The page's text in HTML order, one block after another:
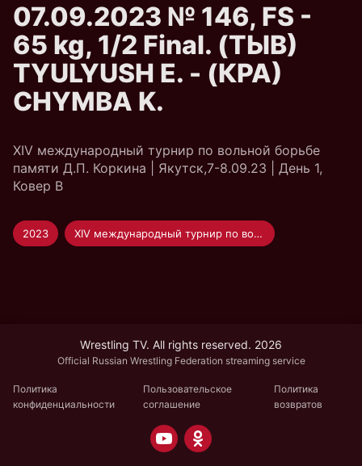
07.09.2023 № 146, FS -
65 kg, 1/2 Final. (ТЫВ)
TYULYUSH E. - (КРА)
CHYMBA K.
XIV международный турнир по вольной борьбе
памяти Д.П. Коркина | Якутск,7-8.09.23 | День 1,
Ковер B
2023 XIV международный турнир по вольной борьбе памяти Д.П. Коркина
Wrestling TV. All rights reserved. 2026
Official Russian Wrestling Federation streaming service
Политика
конфиденциальности
Пользовательское
соглашение
Политика
возвратов